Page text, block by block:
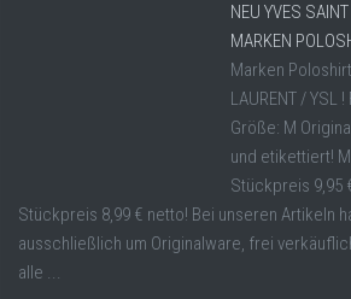
NEU YVES
MARKEN
Marken
LAURENT / YSL
Größe: M
und etikettiert!
Stückpreis 9,95
Stückpreis 8,99 € netto! Bei unseren Artikeln
ausschließlich um Originalware, frei
alle ...